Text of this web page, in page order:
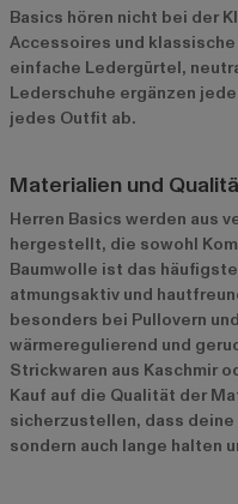
Basics hören nicht bei der
Accessoires und
einfache Ledergürtel,
Lederschuhe ergänzen
jedes Outfit ab.
Materialien und
Herren Basics werden aus
hergestellt, die sowohl
Baumwolle ist das
atmungsaktiv und
besonders bei Pullovern
wärmeregulierend und
Strickwaren aus Kaschmir
Kauf auf die Qualität der
sicherzustellen, dass deine
sondern auch lange halten